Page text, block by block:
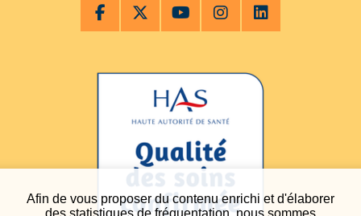
Afin de vous proposer du contenu enrichi et d'élaborer
des statistiques de fréquentation, nous sommes